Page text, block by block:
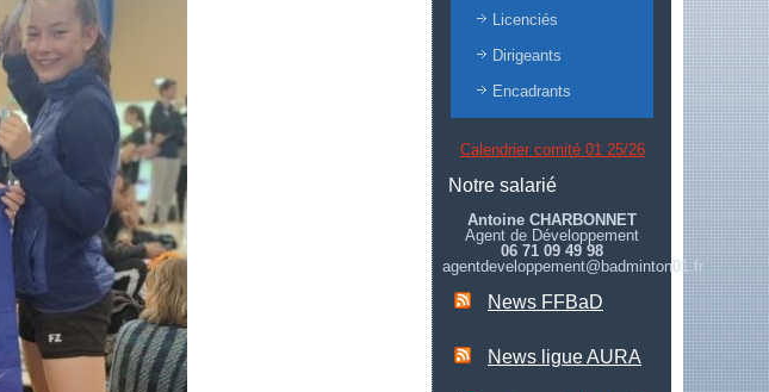
Licenciés
Dirigeants
Encadrants
Calendrier comité 01 25/26
Notre salarié
Antoine CHARBONNET
Agent de Développement
06 71 09 49 98
agentdeveloppement@badminton01.fr
News FFBaD
News ligue AURA